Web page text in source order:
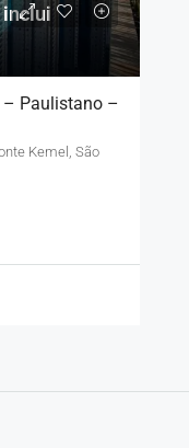
inclui
– Paulistano –
Kemel, São